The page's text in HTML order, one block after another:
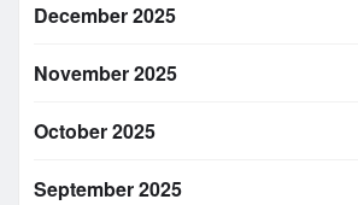
December 2025
November 2025
October 2025
September 2025